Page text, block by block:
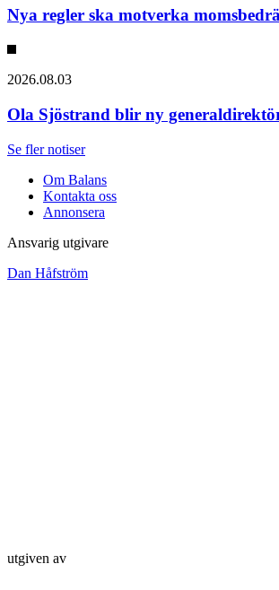
Nya regler ska motverka
2026.08.03
Ola Sjöstrand blir ny
Se fler notiser
Om Balans
Kontakta oss
Annonsera
Ansvarig utgivare
Dan Håfström
utgiven av